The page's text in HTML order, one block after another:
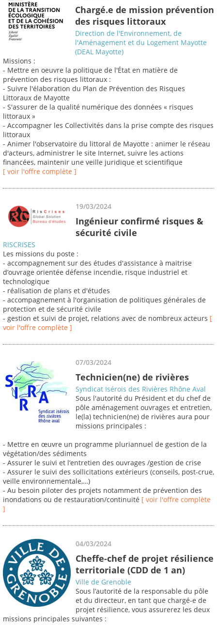
Chargé.e de mission prévention
des risques littoraux
Direction de l'Environnement, de
l'Aménagement et du Logement Mayotte
(DEAL Mayotte)
Missions :
- Mettre en oeuvre la politique de l'État en matière de
prévention des risques littoraux :
- Suivre l'élaboration du Plan de Prévention des Risques
Littoraux de Mayotte
- S'assurer de la qualité numérique des données « risques
littoraux »
- Accompagner les Collectivités dans la prise compte des risques
littoraux
- Animer l'observatoire du littoral de Mayotte : animer le réseau
d'acteurs, administrer le site Internet, suivre les actions
financées, maintenir une veille juridique et scientifique
[ voir l'offre complète ]
19/03/2024
Ingénieur confirmé risques &
sécurité civile
RISCRISES
Les missions du poste :
- accompagnement sur des études d'assistance à maitrise
d’ouvrage orientée défense incendie, risque industriel et
technologique
- réalisation de plans et d'études
- accompagnement à l'organisation de politiques générales de
protection et de sécurité civile
- gestion et suivi de projet, relations avec de nombreux acteurs [
voir l'offre complète ]
07/03/2024
Technicien(ne) de rivières
Syndicat Isérois des Rivières Rhône Aval
Sous l'autorité du Président et du chef de
pôle aménagement ouvrages et entretien,
le(la) technicien(ne) de rivières aura pour
missions principales :
- Mettre en œuvre un programme pluriannuel de gestion de la
végétation/des sédiments
- Assurer le suivi et l’entretien des ouvrages /gestion de crise
- Assurer le suivi des sollicitations extérieurs (conseils, post-crue,
veille environnementale,…)
- Au besoin piloter des projets notamment de prévention des
inondations ou de restauration/continuité [ voir l'offre complète
]
04/03/2024
Cheffe-chef de projet résilience
territoriale (CDD de 1 an)
Ville de Grenoble
Sous l’autorité de la responsable du pôle
et du directeur, en tant que chargé-e de
projet résilience, vous assurerez les deux
missions principales suivantes :